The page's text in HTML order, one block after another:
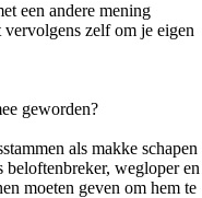
een andere mening
zelf om je eigen
geworden?
als makke schapen
beloftenbreker, wegloper en
moeten geven om hem te